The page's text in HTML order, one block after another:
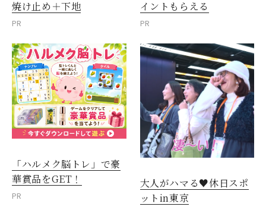
焼け止め＋下地
PR
イントもらえる
PR
「ハルメク脳トレ」で豪
華賞品をGET！
PR
大人がハマる♥休日スポ
ットin東京